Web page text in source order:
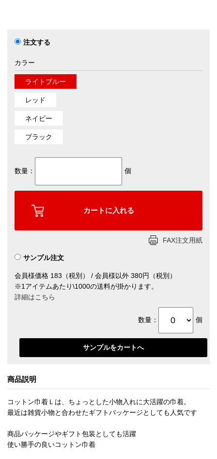
注文する
カラー
ライトブルー
レッド
ネイビー
ブラック
数量： 個
FAX注文用紙
サンプル注文
会員様価格 183（税別） / 会員様以外 380円（税別）
※1アイテムあたり\1000の送料が掛かります。
詳細はこちら
数量： 個
商品説明
コットン巾着Ｌは、ちょっとした小物入れに大活躍の巾着。
最近は雑貨小物と合わせたギフトパッケージとしても人気です
商品パッケージやギフト包装としても活躍
使い勝手の良いコットン巾着